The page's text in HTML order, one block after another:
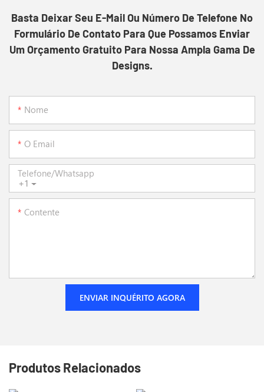
Basta Deixar Seu E-Mail Ou Número De Telefone No
Formulário De Contato Para Que Possamos Enviar
Um Orçamento Gratuito Para Nossa Ampla Gama De
Designs.
Nome
O Email
+1
Telefone/whatsapp
Contente
ENVIAR INQUÉRITO AGORA
Produtos Relacionados